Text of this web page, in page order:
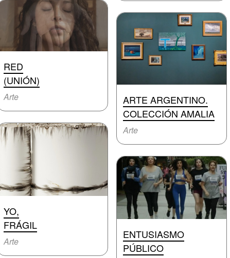
RED
(UNIÓN)
Arte
ARTE ARGENTINO.
COLECCIÓN AMALIA
Arte
YO,
FRÁGIL
Arte
ENTUSIASMO
PÚBLICO